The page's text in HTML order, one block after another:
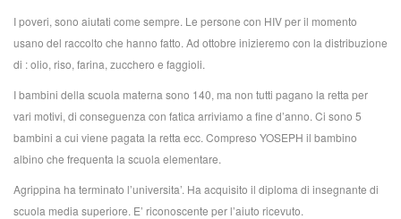
I poveri, sono aiutati come sempre. Le persone con HIV per il momento
usano del raccolto che hanno fatto. Ad ottobre inizieremo con la distribuzione
di : olio, riso, farina, zucchero e faggioli.
I bambini della scuola materna sono 140, ma non tutti pagano la retta per
vari motivi, di conseguenza con fatica arriviamo a fine d’anno. Ci sono 5
bambini a cui viene pagata la retta ecc. Compreso YOSEPH il bambino
albino che frequenta la scuola elementare.
Agrippina ha terminato l’universita’. Ha acquisito il diploma di insegnante di
scuola media superiore. E’ riconoscente per l’aiuto ricevuto.